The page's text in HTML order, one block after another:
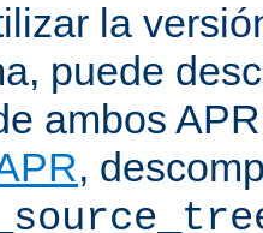
la
puede
ambos
,